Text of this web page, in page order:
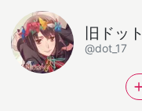
旧ドット
@dot_17